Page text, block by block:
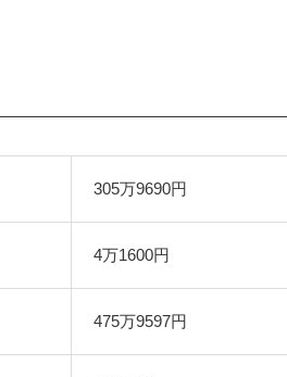
305万9690円
4万1600円
475万9597円